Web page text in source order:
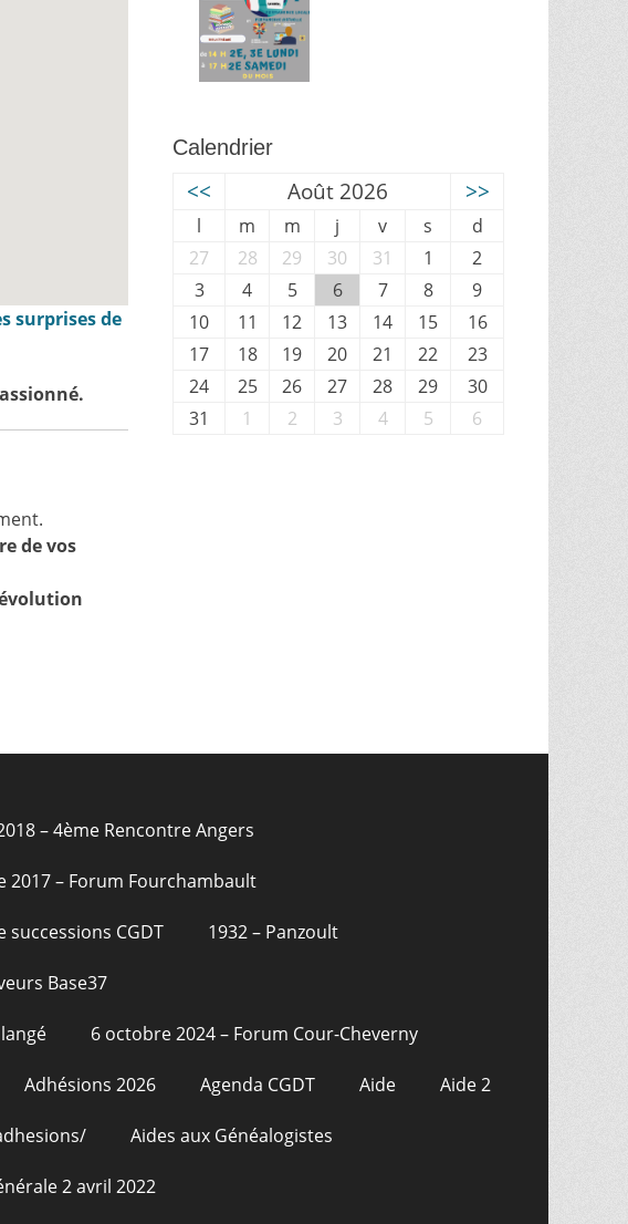
surprises de
de vos
Calendrier
<< Août 2026 >>
l m m j v s
d
27
28 29 30 31 1
2
3
4 5 6 7 8
9
10
11 12 13 14 15
16
17
18 19 20 21 22
23
24
25 26 27 28 29
30
31
1 2 3 4 5 6
– 4ème Rencontre Angers
2017 – Forum Fourchambault
successions CGDT 1932 – Panzoult
Base37
6 octobre 2024 – Forum Cour-Cheverny
Adhésions 2026 Agenda CGDT Aide Aide 2
Aides aux Généalogistes
2 avril 2022